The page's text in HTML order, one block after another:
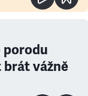
porodu
brát vážně